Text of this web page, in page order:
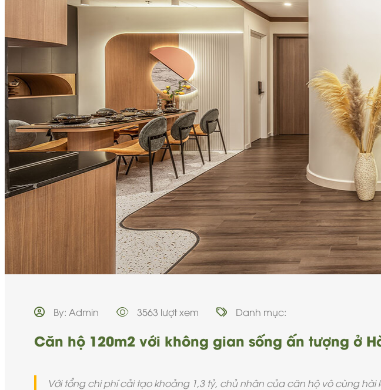
By: Admin 3563 lượt xem Danh mục:
Căn hộ 120m2 với không gian sống ấn tượng ở
Với tổng chi phí cải tạo khoảng 1,3 tỷ, chủ nhân của căn hộ vô cùng